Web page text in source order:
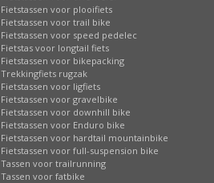
Fietstassen voor plooifiets
Fietstassen voor trail bike
Fietstassen voor speed pedelec
Fietstas voor longtail fiets
Fietstassen voor bikepacking
Trekkingfiets rugzak
Fietstassen voor ligfiets
Fietstassen voor gravelbike
Fietstassen voor downhill bike
Fietstassen voor Enduro bike
Fietstassen voor hardtail mountainbike
Fietstassen voor full-suspension bike
Tassen voor trailrunning
Tassen voor fatbike